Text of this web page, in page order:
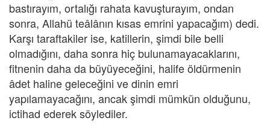
bastırayım, ortalığı rahata kavuşturayım, ondan
sonra, Allahü teâlânın kısas emrini yapacağım) dedi.
Karşı taraftakiler ise, katillerin, şimdi bile belli
olmadığını, daha sonra hiç bulunamayacaklarını,
fitnenin daha da büyüyeceğini, halife öldürmenin
âdet haline geleceğini ve dinin emri
yapılamayacağını, ancak şimdi mümkün olduğunu,
ictihad ederek söylediler.